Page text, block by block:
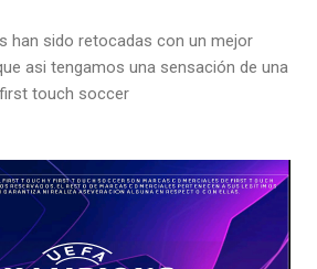
han sido retocadas con un mejor
asi tengamos una sensación de una
touch soccer